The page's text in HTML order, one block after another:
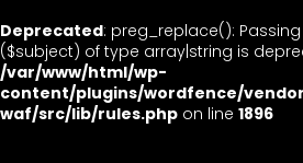
Deprecated: preg_replace():
($subject) of type array|string is
/var/www/html/wp-
content/plugins/wordfence/
waf/src/lib/rules.php on line 1896